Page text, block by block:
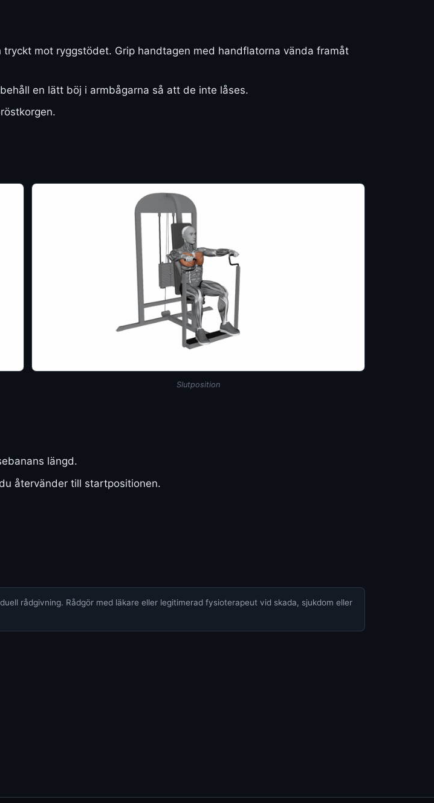
mot ryggstödet. Grip handtagen med handflatorna vända framåt
en lätt böj i armbågarna så att de inte låses.
Slutposition
längd.
återvänder till startpositionen.
rådgivning. Rådgör med läkare eller legitimerad fysioterapeut vid skada, sjukdom eller